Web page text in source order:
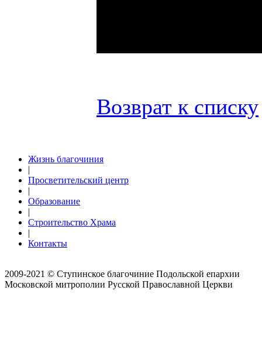
Возврат к списку
Жизнь благочиния
|
Просветительский центр
|
Образование
|
Строительство Храма
|
Контакты
2009-2021 © Ступинское благочиние Подольской епархии
Московской митрополии Русской Православной Церкви